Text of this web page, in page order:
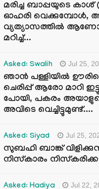
മരിച്ച ബാപ്പയുടെ
ഓഹരി
വ്യത്യാസത്തില്‍
മറിച്ച്...
Asked: Swalih Jul 25,
ഞാൻ പള്ളിയിൽ
ചെരിപ്പ് ആരോ മാറി
പോയി, പകരം
അവിടെ വെച്ചിട്ടുമുണ്ട്....
Asked: Siyad Jul 25,
സുബഹി ബാങ്ക്
നിസ്കാരം
Asked: Hadiya Jul 22,